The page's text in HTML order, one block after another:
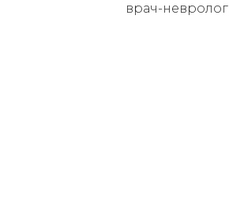
врач-невролог